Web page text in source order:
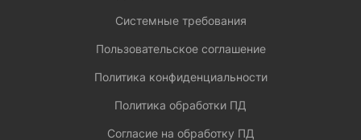
Системные требования
Пользовательское соглашение
Политика конфиденциальности
Политика обработки ПД
Согласие на обработку ПД